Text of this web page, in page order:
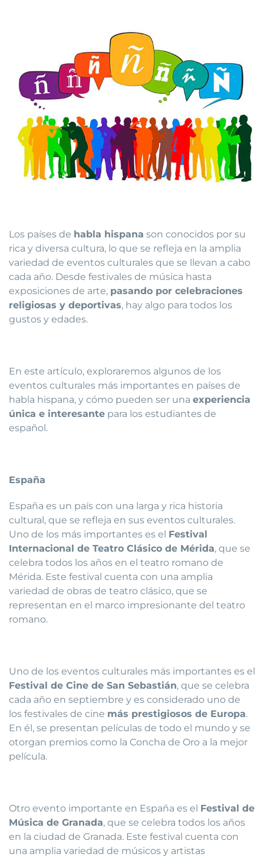
Los países de habla hispana son conocidos por su
rica y diversa cultura, lo que se refleja en la amplia
variedad de eventos culturales que se llevan a cabo
cada año. Desde festivales de música hasta
exposiciones de arte, pasando por celebraciones
religiosas y deportivas, hay algo para todos los
gustos y edades.
En este artículo, exploraremos algunos de los
eventos culturales más importantes en países de
habla hispana, y cómo pueden ser una experiencia
única e interesante para los estudiantes de
español.
España
España es un país con una larga y rica historia
cultural, que se refleja en sus eventos culturales.
Uno de los más importantes es el Festival
Internacional de Teatro Clásico de Mérida, que se
celebra todos los años en el teatro romano de
Mérida. Este festival cuenta con una amplia
variedad de obras de teatro clásico, que se
representan en el marco impresionante del teatro
romano.
Uno de los eventos culturales más importantes es el
Festival de Cine de San Sebastián, que se celebra
cada año en septiembre y es considerado uno de
los festivales de cine más prestigiosos de Europa.
En él, se presentan películas de todo el mundo y se
otorgan premios como la Concha de Oro a la mejor
película.
Otro evento importante en España es el Festival de
Música de Granada, que se celebra todos los años
en la ciudad de Granada. Este festival cuenta con
una amplia variedad de músicos y artistas